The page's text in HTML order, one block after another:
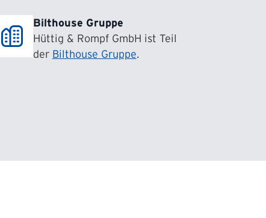
Bilthouse Gruppe
Hüttig & Rompf GmbH ist Teil
der Bilthouse Gruppe.